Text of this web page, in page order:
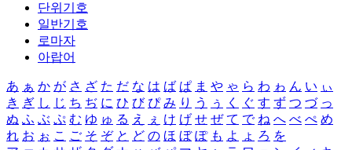
단위기호
일반기호
로마자
아랍어
あ ぁ か が さ ざ た だ な は ば ぱ ま や ゃ ら わ ゎ ん い ぃ
き ぎ し じ ち ぢ に ひ び ぴ み り う ぅ く ぐ す ず つ づ っ
ぬ ふ ぶ ぷ む ゆ ゅ る え ぇ け げ せ ぜ て で ね へ べ ぺ め
れ お ぉ こ ご そ ぞ と ど の ほ ぼ ぽ も よ ょ ろ を